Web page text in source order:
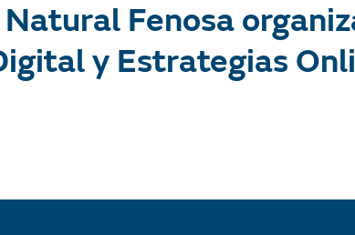
Fenosa
y Estrategias